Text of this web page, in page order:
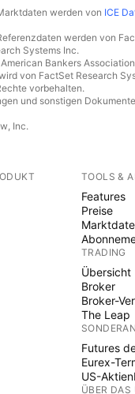
werden von ICE
werden von
Systems Inc.
Bankers
von FactSet Research
vorbehalten.
und sonstigen
Inc.
TOOLS &
Features
Preise
TRADING
Übersicht
Broker
Broker-
The Leap
Futures
Eurex-
US-
ÜBER DAS